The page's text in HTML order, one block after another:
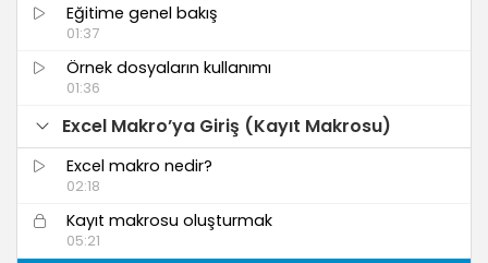
Eğitime genel bakış
01:37
Örnek dosyaların kullanımı
01:36
Excel Makro’ya Giriş (Kayıt Makrosu)
Excel makro nedir?
02:18
Kayıt makrosu oluşturmak
05:21